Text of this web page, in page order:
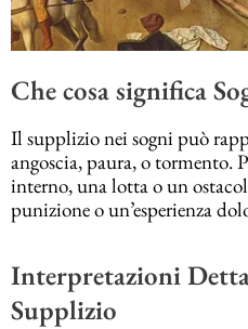
Che cosa significa
Il supplizio nei sogni può
angoscia, paura, o
interno, una lotta o un
punizione o un’esperienza
Interpretazioni
Supplizio